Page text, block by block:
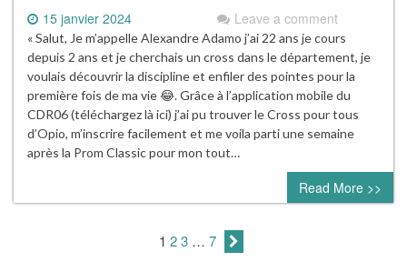
15 janvier 2024 Leave a comment
« Salut, Je m’appelle Alexandre Adamo j’ai 22 ans je cours
depuis 2 ans et je cherchais un cross dans le département, je
voulais découvrir la discipline et enfiler des pointes pour la
première fois de ma vie 😂. Grâce à l’application mobile du
CDR06 (téléchargez là ici) j’ai pu trouver le Cross pour tous
d’Opio, m’inscrire facilement et me voila parti une semaine
après la Prom Classic pour mon tout…
Read More >>
1 23 … 7